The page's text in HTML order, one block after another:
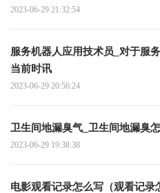
2023-06-29 21:32:54
服务机器人应用技术员_对于服
当前时讯
2023-06-29 20:56:24
卫生间地漏臭气_卫生间地漏臭
2023-06-29 19:38:38
电影观看记录怎么写（观看记录